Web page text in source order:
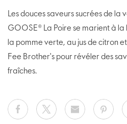
Les douces saveurs sucrées de la
GOOSE® La Poire se marient à la
la pomme verte, au jus de citron
Fee Brother's pour révéler des
fraîches.